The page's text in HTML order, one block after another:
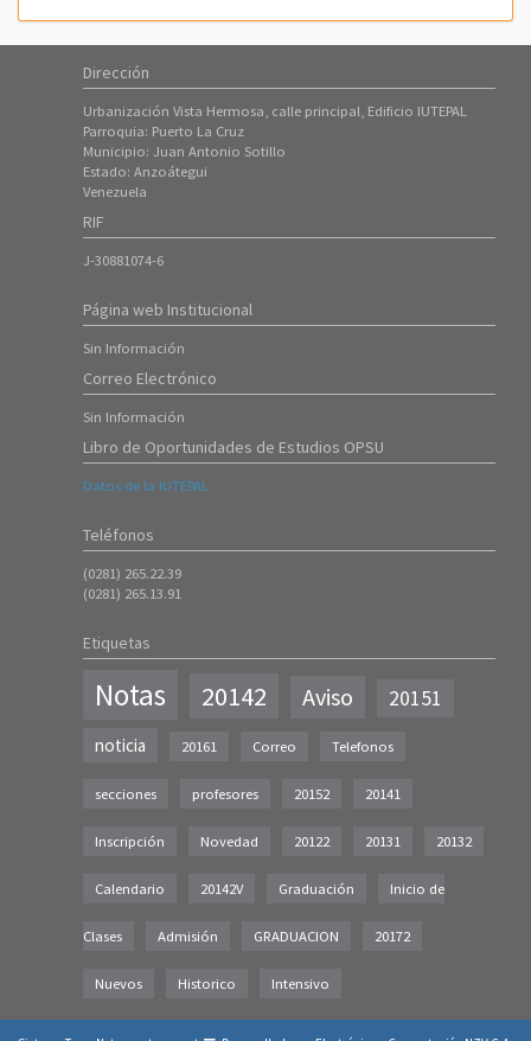
Dirección
Urbanización Vista Hermosa, calle principal, Edificio IUTEPAL
Parroquia: Puerto La Cruz
Municipio: Juan Antonio Sotillo
Estado: Anzoátegui
Venezuela
RIF
J-30881074-6
Página web Institucional
Sin Información
Correo Electrónico
Sin Información
Libro de Oportunidades de Estudios OPSU
Datos de la IUTEPAL
Teléfonos
(0281) 265.22.39
(0281) 265.13.91
Etiquetas
Notas 20142 Aviso 20151
noticia 20161 Correo Telefonos
secciones profesores 20152 20141
Inscripción Novedad 20122 20131 20132
Calendario 20142V Graduación Inicio de
Clases Admisión GRADUACION 20172
Nuevos Historico Intensivo